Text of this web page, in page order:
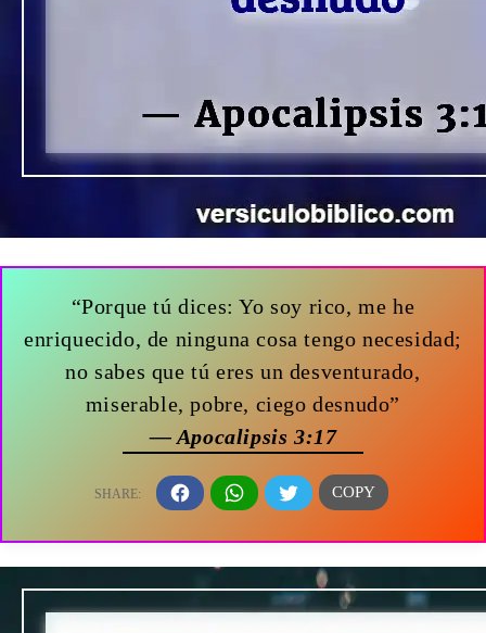
“Porque tú dices: Yo soy rico, me he
enriquecido, de ninguna cosa tengo necesidad;
no sabes que tú eres un desventurado,
miserable, pobre, ciego desnudo”
— Apocalipsis 3:17